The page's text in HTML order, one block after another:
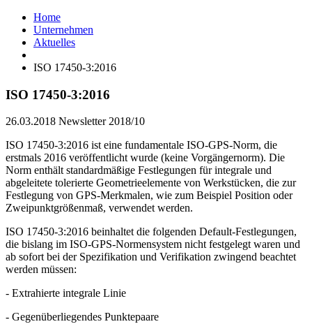
Home
Unternehmen
Aktuelles
ISO 17450-3:2016
ISO 17450-3:2016
26.03.2018 Newsletter 2018/10
ISO 17450-3:2016 ist eine fundamentale ISO-GPS-Norm, die
erstmals 2016 veröffentlicht wurde (keine Vorgängernorm). Die
Norm enthält standardmäßige Festlegungen für integrale und
abgeleitete tolerierte Geometrieelemente von Werkstücken, die zur
Festlegung von GPS-Merkmalen, wie zum Beispiel Position oder
Zweipunktgrößenmaß, verwendet werden.
ISO 17450-3:2016 beinhaltet die folgenden Default-Festlegungen,
die bislang im ISO-GPS-Normensystem nicht festgelegt waren und
ab sofort bei der Spezifikation und Verifikation zwingend beachtet
werden müssen:
- Extrahierte integrale Linie
- Gegenüberliegendes Punktepaare